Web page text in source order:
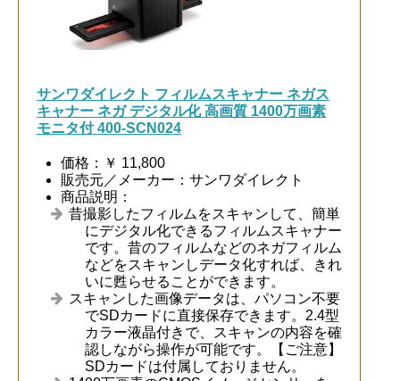
サンワダイレクト フィルムスキャナー ネガス
キャナー ネガ デジタル化 高画質 1400万画素
モニタ付 400-SCN024
価格：￥ 11,800
販売元／メーカー：サンワダイレクト
商品説明：
昔撮影したフィルムをスキャンして、簡単
にデジタル化できるフィルムスキャナー
です。昔のフィルムなどのネガフィルム
などをスキャンしデータ化すれば、きれ
いに甦らせることができます。
スキャンした画像データは、パソコン不要
でSDカードに直接保存できます。2.4型
カラー液晶付きで、スキャンの内容を確
認しながら操作が可能です。【ご注意】
SDカードは付属しておりません。